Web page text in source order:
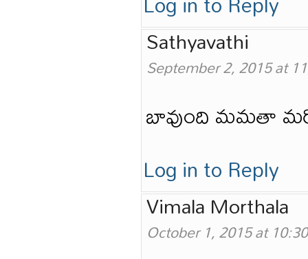
Sathyavathi
September 2, 2015 at
బావుంది మమతా మరో
Log in to Reply
Vimala Morthala
October 1, 2015 at